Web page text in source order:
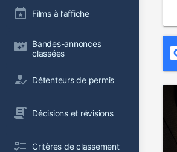
Films à l’affiche
Bandes-annonces
classées
Détenteurs de permis
Décisions et révisions
Critères de classement